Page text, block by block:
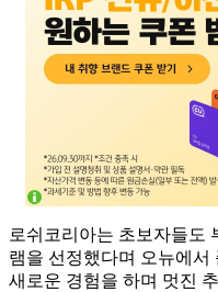
로쉬코리아는 초보자들도
램을 선정했다며 오뉴에서
새로운 경험을 하며 멋진